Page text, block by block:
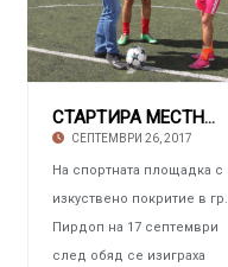
СТАРТИРА МЕСТНАТА ЛИГА ПО МИНИ ФУТБОЛ
СЕПТЕМВРИ 26, 2017
На спортната площадка с
изкуствено покритие в гр.
Пирдоп на 17 септември
след обяд се изиграха